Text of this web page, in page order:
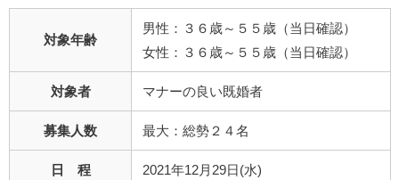
対象年齢
男性：３６歳～５５歳（当日確認）
女性：３６歳～５５歳（当日確認）
対象者 マナーの良い既婚者
募集人数 最大：総勢２４名
日 程 2021年12月29日(水)